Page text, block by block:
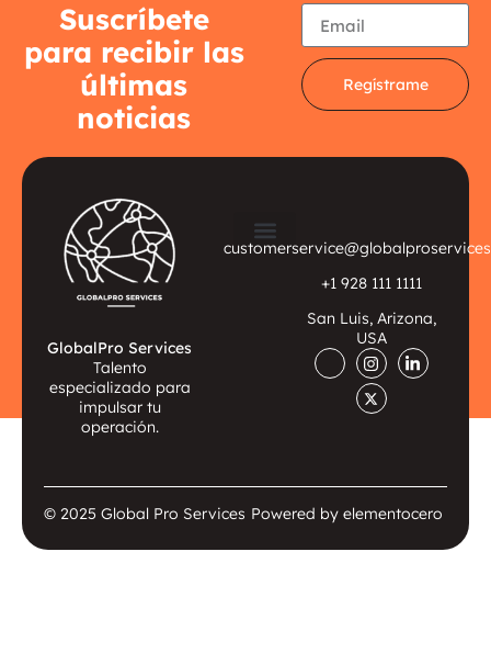
Suscríbete
para recibir las
últimas
noticias
Regístrame
GlobalPro Services
Talento
especializado para
impulsar tu
operación.
+1 928 111 1111
San Luis, Arizona,
USA
© 2025 Global Pro Services Powered by elementocero